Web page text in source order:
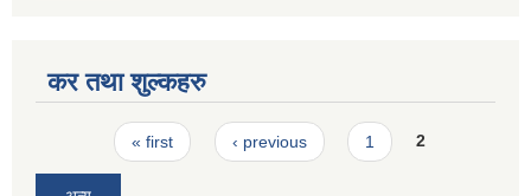
कर तथा शुल्कहरु
Pages« first ‹ previous 1 2